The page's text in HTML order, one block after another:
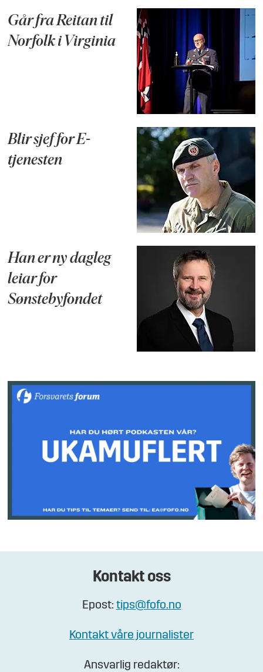
Går fra Reitan til
Norfolk i Virginia
Blir sjef for E-
tjenesten
Han er ny dagleg
leiar for
Sønstebyfondet
Kontakt oss
Epost: tips@fofo.no
Kontakt våre journalister
Ansvarlig redaktør: